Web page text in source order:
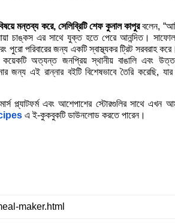
মন্তব্য করে, সেলিব্রিটি শেফ কুনাল কাপুরবলেন, “
চাঙ্কস এর সাথে যুক্ত হতে পেরে আনন্দিত।
পুরো পরিবারের জন্য একটি স্বাস্থ্যকর ট্রিট সরবরাহ
অত্যন্ত জনপ্রিয় স্থানীয় বাঙালি এবং
জন্য এই রান্নার বইটি বিশেষভাবে তৈরি করেছি,
প্ল্যাটফর্ম এবং আশেপাশের স্টোরগুলির সাথে এখন
এ ই-কুকবুকটি ডাউনলোড করতে পারেন।